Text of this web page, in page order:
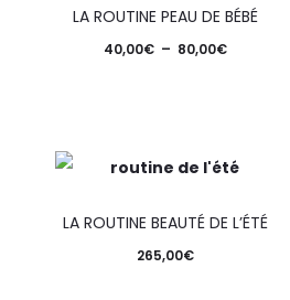
LA ROUTINE PEAU DE BÉBÉ
40,00€ – 80,00€
LA ROUTINE BEAUTÉ DE L’ÉTÉ
265,00€